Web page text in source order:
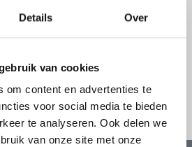
Details Over
van cookies
om content en advertenties te
voor social media te bieden
te analyseren. Ook delen we
van onze site met onze